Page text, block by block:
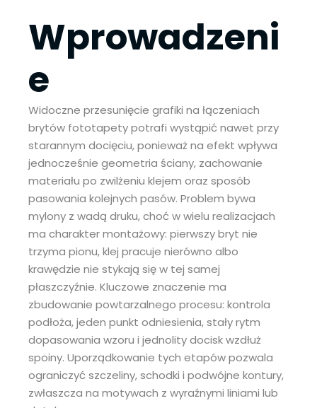
Wprowadzeni
e
Widoczne przesunięcie grafiki na łączeniach
brytów fototapety potrafi wystąpić nawet przy
starannym docięciu, ponieważ na efekt wpływa
jednocześnie geometria ściany, zachowanie
materiału po zwilżeniu klejem oraz sposób
pasowania kolejnych pasów. Problem bywa
mylony z wadą druku, choć w wielu realizacjach
ma charakter montażowy: pierwszy bryt nie
trzyma pionu, klej pracuje nierówno albo
krawędzie nie stykają się w tej samej
płaszczyźnie. Kluczowe znaczenie ma
zbudowanie powtarzalnego procesu: kontrola
podłoża, jeden punkt odniesienia, stały rytm
dopasowania wzoru i jednolity docisk wzdłuż
spoiny. Uporządkowanie tych etapów pozwala
ograniczyć szczeliny, schodki i podwójne kontury,
zwłaszcza na motywach z wyraźnymi liniami lub